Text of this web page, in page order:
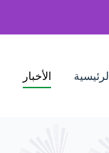
الرئيسية الأخبار